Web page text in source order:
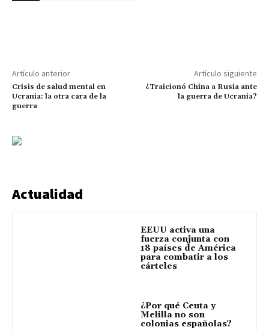
Artículo anterior
Crisis de salud mental en
Ucrania: la otra cara de la
guerra
Artículo siguiente
¿Traicionó China a Rusia ante
la guerra de Ucrania?
Actualidad
EEUU activa una
fuerza conjunta con
18 países de América
para combatir a los
cárteles
¿Por qué Ceuta y
Melilla no son
colonias españolas?